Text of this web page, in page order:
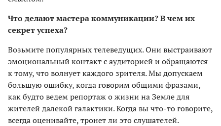
Что делают мастера коммуникации? В чем их
секрет успеха?
Возьмите популярных телеведущих. Они выстраивают
эмоциональный контакт с аудиторией и обращаются
к тому, что волнует каждого зрителя. Мы допускаем
большую ошибку, когда говорим общими фразами,
как будто ведем репортаж о жизни на Земле для
жителей далекой галактики. Когда вы что-то говорите,
всегда оценивайте, тронет ли это слушателей.